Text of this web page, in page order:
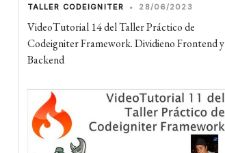
TALLER CODEIGNITER • 28/06/2023
VideoTutorial 14 del Taller Práctico de
Codeigniter Framework. Dividieno Frontend y
Backend